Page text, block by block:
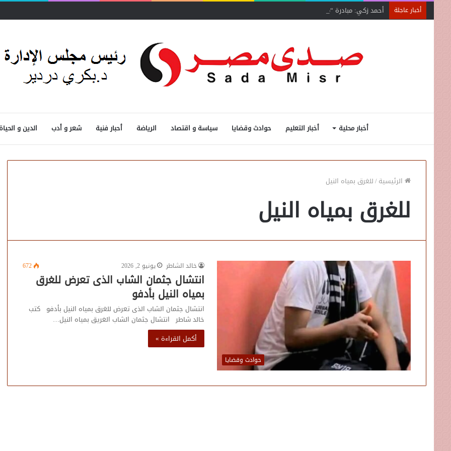
أخبار عاجلة أحمد زكي: مبادرة “مصر تنطلق بالتصدير”
أخبار محلية أخبار التعليم حوادث وقضايا سياسة و اقتصاد الرياضة أحبار فنية شعر و أدب الدين و الحياة
الرئيسية/للغرق بمياه النيل
للغرق بمياه النيل
حوادث وقضايا
خالد الشاطر يونيو 2, 2026 672
انتشال جثمان الشاب الذى تعرض للغرق
بمياه النيل بأدفو
انتشال جثمان الشاب الذى تعرض للغرق بمياه النيل بأدفو كتب
خالد شاطر انتشال جثمان الشاب الغريق بمياه النيل…
أكمل القراءة »